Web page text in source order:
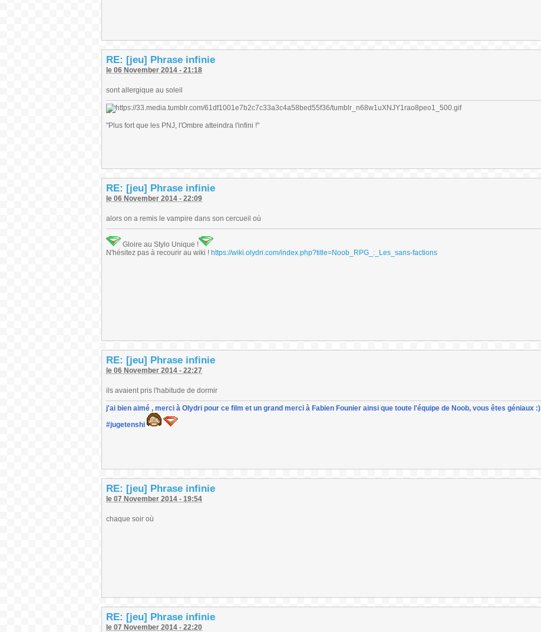
RE: [jeu] Phrase infinie
le 06 November 2014 - 21:18
sont allergique au soleil
"Plus fort que les PNJ, l'Ombre atteindra l'infini !"
RE: [jeu] Phrase infinie
le 06 November 2014 - 22:09
alors on a remis le vampire dans son cercueil où
Gloire au Stylo Unique !
N'hésitez pas à recourir au wiki ! https://wiki.olydri.com/index.php?title=Noob_RPG_:_Les_sans-factions
RE: [jeu] Phrase infinie
le 06 November 2014 - 22:27
ils avaient pris l'habitude de dormir
j'ai bien aimé , merci à Olydri pour ce film et un grand merci à Fabien Founier ainsi que toute l'équipe de Noob, vous êtes géniaux :)
#jugetenshi
RE: [jeu] Phrase infinie
le 07 November 2014 - 19:54
chaque soir où
RE: [jeu] Phrase infinie
le 07 November 2014 - 22:20